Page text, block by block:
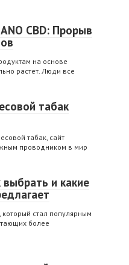
CBD: Прорыв
на основе
растет. Люди все
табак
табак, сайт
проводником в мир
выбрать и какие
который стал популярным
более